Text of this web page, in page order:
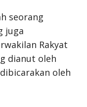
seorang
juga
Rakyat
dianut oleh
oleh